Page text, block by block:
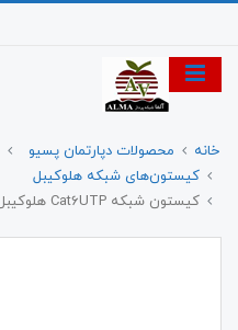
خانه محصولات دپارتمان پسیو
کیستون‌های شبکه هلوکیبل
کیستون شبکه Cat6UTP هلوکیبل 804691